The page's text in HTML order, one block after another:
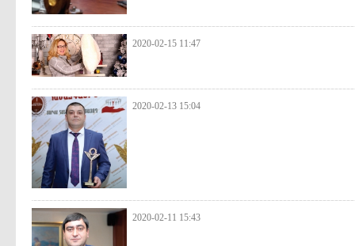
2020-02-15 11:47
2020-02-13 15:04
2020-02-11 15:43